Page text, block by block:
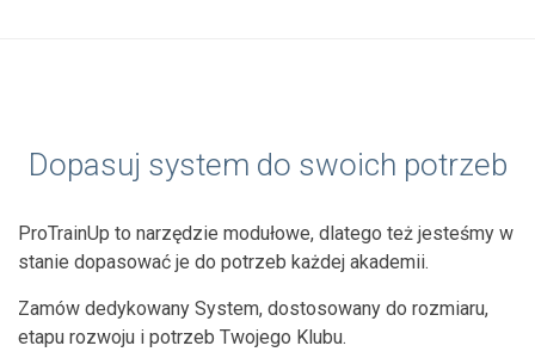
Dopasuj system do swoich potrzeb
ProTrainUp to narzędzie modułowe, dlatego też jesteśmy w
stanie dopasować je do potrzeb każdej akademii.
Zamów dedykowany System, dostosowany do rozmiaru,
etapu rozwoju i potrzeb Twojego Klubu.